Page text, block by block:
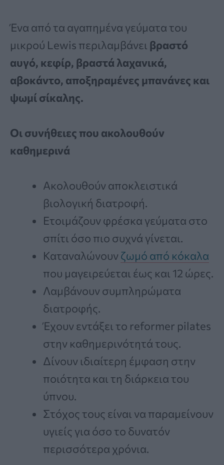
Ένα από τα αγαπημένα γεύματα του
μικρού Lewis περιλαμβάνει βραστό
αυγό, κεφίρ, βραστά λαχανικά,
αβοκάντο, αποξηραμένες μπανάνες και
ψωμί σίκαλης.
Οι συνήθειες που ακολουθούν
καθημερινά
Ακολουθούν αποκλειστικά
βιολογική διατροφή.
Ετοιμάζουν φρέσκα γεύματα στο
σπίτι όσο πιο συχνά γίνεται.
Καταναλώνουν ζωμό από κόκαλα
που μαγειρεύεται έως και 12 ώρες.
Λαμβάνουν συμπληρώματα
διατροφής.
Έχουν εντάξει το reformer pilates
στην καθημερινότητά τους.
Δίνουν ιδιαίτερη έμφαση στην
ποιότητα και τη διάρκεια του
ύπνου.
Στόχος τους είναι να παραμείνουν
υγιείς για όσο το δυνατόν
περισσότερα χρόνια.